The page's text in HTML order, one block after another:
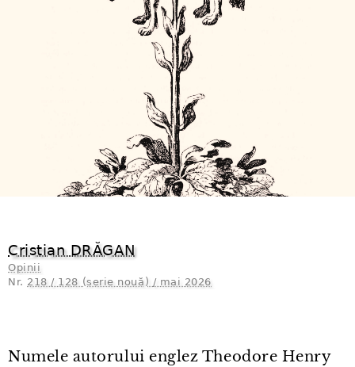
Cristian DRĂGAN
Opinii
Nr. 218 / 128 (serie nouă) / mai 2026
Numele autorului englez Theodore Henry